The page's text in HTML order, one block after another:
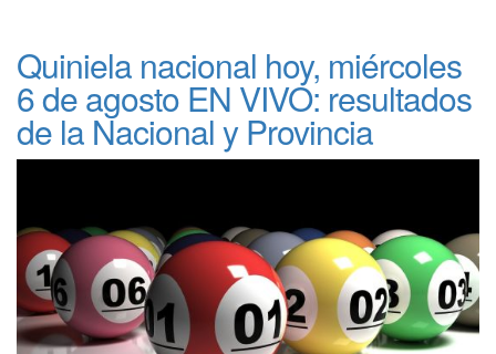
Quiniela nacional hoy, miércoles
6 de agosto EN VIVO: resultados
de la Nacional y Provincia